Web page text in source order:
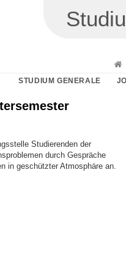
STUDIUM GENERALE
Studierenden der
durch Gespräche
in geschützter Atmosphäre an.